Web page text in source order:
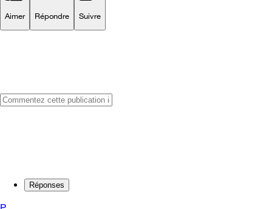
Aimer Répondre Suivre
Réponses